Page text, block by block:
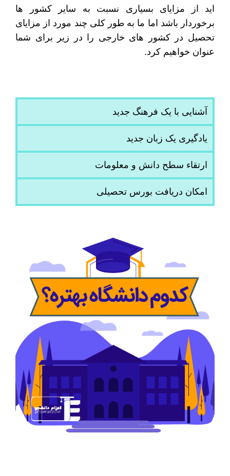
اید از مزایای بسیاری نسبت به سایر کشور ها
برخوردار باشد اما ما به طور کلی چند مورد از مزایای
تحصیل در کشور های خارجی را در زیر برای شما
عنوان خواهیم کرد.
آشنایی با یک فرهنگ جدید
یادگیری یک زبان جدید
ارتقاء سطح دانش و معلومات
امکان دریافت بورس تحصیلی